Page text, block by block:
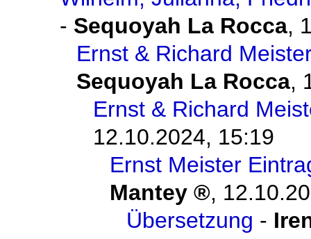
- Sequoyah La Rocca,
Ernst & Richard
Sequoyah La Rocca,
Ernst & Richard
12.10.2024, 15:19
Ernst Meister
Mantey
,
Übersetzung -